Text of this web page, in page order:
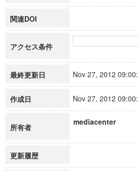
関連DOI
アクセス条件
最終更新日 Nov 27, 2012
作成日 Nov 27, 2012
所有者
mediacenter
更新履歴